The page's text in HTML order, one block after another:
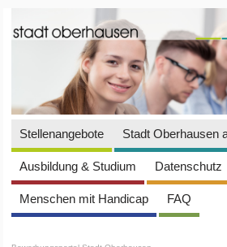
Stellenangebote Stadt Oberhausen
Ausbildung & Studium Datenschutz
Menschen mit Handicap
FAQ